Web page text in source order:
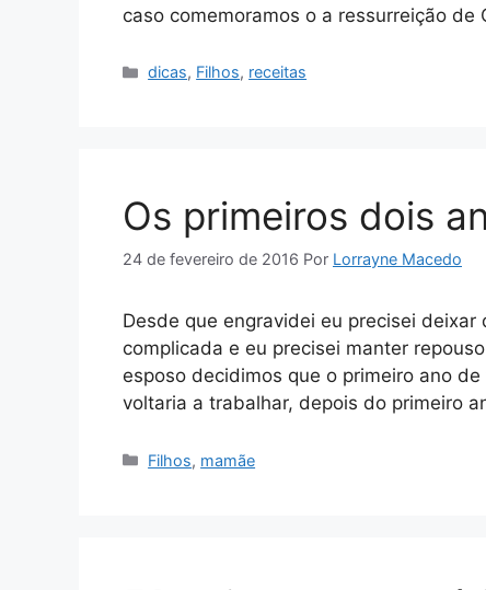
caso comemoramos o a ressurreição
Categorias
dicas, Filhos, receitas
Os primeiros dois
24 de fevereiro de 2016 Por Lorrayne Macedo
Desde que engravidei eu precisei
complicada e eu precisei manter
esposo decidimos que o primeiro ano
voltaria a trabalhar, depois do primeiro
Categorias
Filhos, mamãe